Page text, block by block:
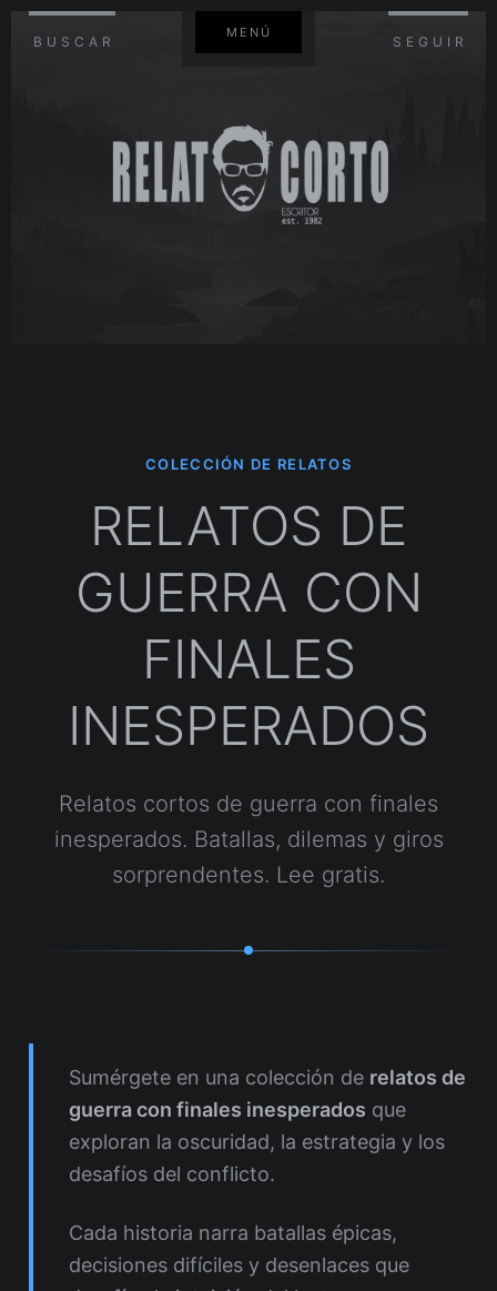
BUSCAR
MENÚ
SEGUIR
COLECCIÓN DE RELATOS
RELATOS DE
GUERRA CON
FINALES
INESPERADOS
Relatos cortos de guerra con finales
inesperados. Batallas, dilemas y giros
sorprendentes. Lee gratis.
Sumérgete en una colección de relatos de
guerra con finales inesperados que
exploran la oscuridad, la estrategia y los
desafíos del conflicto.
Cada historia narra batallas épicas,
decisiones difíciles y desenlaces que